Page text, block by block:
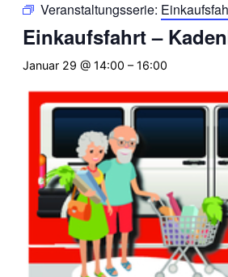
Veranstaltungsserie:
Einkaufsfahrt –
Januar 29 @ 14:00 – 16:00